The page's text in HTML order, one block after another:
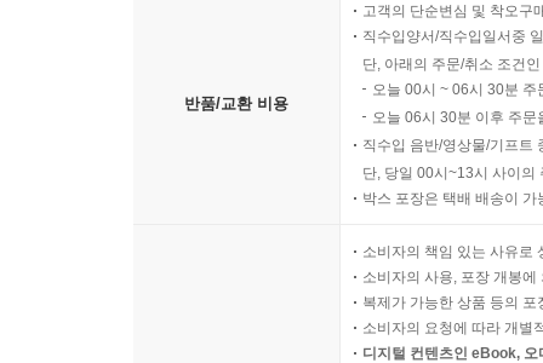
반품/교환 비용
고객의 단순변심 및 착오구
직수입양서/직수입일서중
단, 아래의 주문/취소 조건
오늘 00시 ~ 06시 30분
오늘 06시 30분 이후 주
직수입 음반/영상물/기프트
단, 당일 00시~13시 사이의
박스 포장은 택배 배송이
소비자의 책임 있는 사유로
소비자의 사용, 포장 개봉
복제가 가능한 상품 등의
소비자의 요청에 따라 개별
디지털 컨텐츠인 eBook,